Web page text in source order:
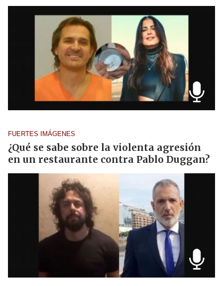
FUERTES IMÁGENES
¿Qué se sabe sobre la violenta agresión
en un restaurante contra Pablo Duggan?